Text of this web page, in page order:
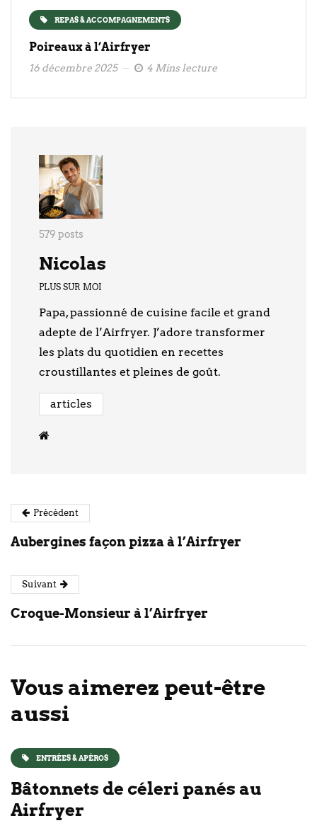
REPAS & ACCOMPAGNEMENTS
Poireaux à l’Airfryer
16 décembre 2025 4 Mins lecture
579 posts
Nicolas
PLUS SUR MOI
Papa, passionné de cuisine facile et grand
adepte de l’Airfryer. J’adore transformer
les plats du quotidien en recettes
croustillantes et pleines de goût.
articles
Précédent
Aubergines façon pizza à l’Airfryer
Suivant
Croque-Monsieur à l’Airfryer
Vous aimerez peut-être
aussi
ENTRÉES & APÉROS
Bâtonnets de céleri panés au
Airfryer